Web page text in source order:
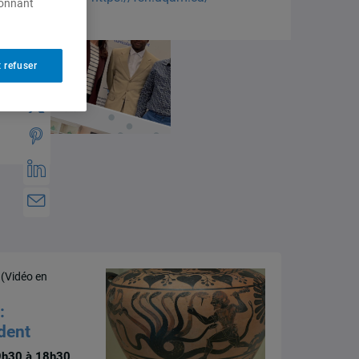
en
refuser